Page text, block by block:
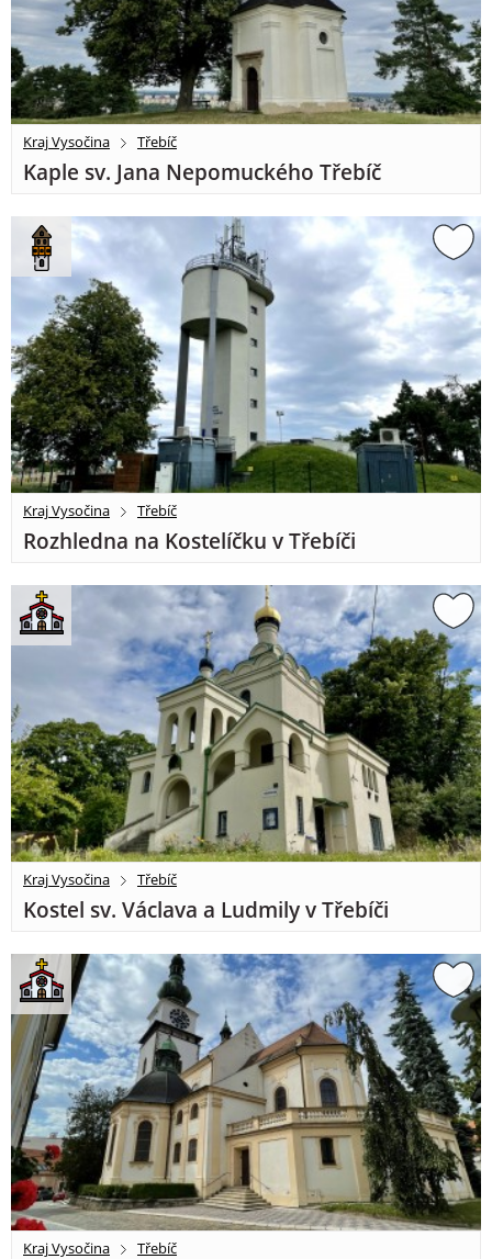
Kraj Vysočina Třebíč
Kaple sv. Jana Nepomuckého Třebíč
Kraj Vysočina Třebíč
Rozhledna na Kostelíčku v Třebíči
Kraj Vysočina Třebíč
Kostel sv. Václava a Ludmily v Třebíči
Kraj Vysočina Třebíč